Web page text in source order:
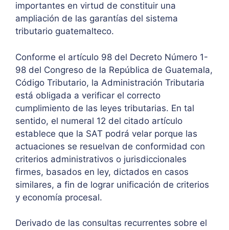
importantes en virtud de constituir una
ampliación de las garantías del sistema
tributario guatemalteco.
Conforme el artículo 98 del Decreto Número 1-
98 del Congreso de la República de Guatemala,
Código Tributario, la Administración Tributaria
está obligada a verificar el correcto
cumplimiento de las leyes tributarias. En tal
sentido, el numeral 12 del citado artículo
establece que la SAT podrá velar porque las
actuaciones se resuelvan de conformidad con
criterios administrativos o jurisdiccionales
firmes, basados en ley, dictados en casos
similares, a fin de lograr unificación de criterios
y economía procesal.
Derivado de las consultas recurrentes sobre el